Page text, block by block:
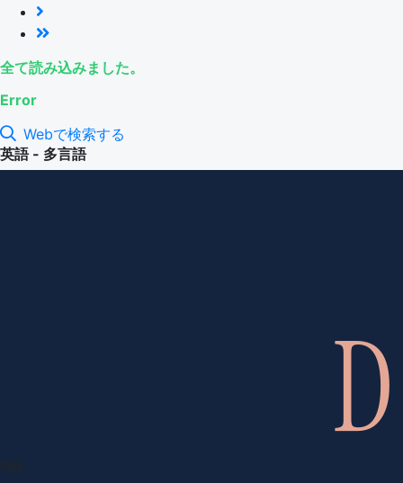
全て読み込みました。
Error
Webで検索する
英語 - 多言語